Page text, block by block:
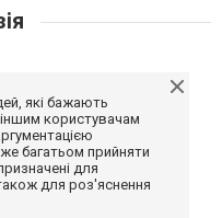
які бажають
користувачам
багатьом прийняти
для
для роз'яснення